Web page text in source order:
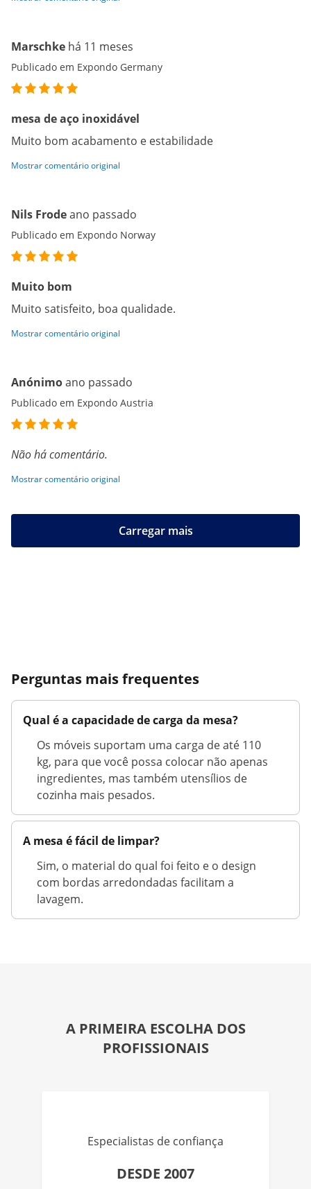
Marschke há 11 meses
Publicado em Expondo Germany
mesa de aço inoxidável
Muito bom acabamento e estabilidade
Mostrar comentário original
Nils Frodeano passado
Publicado em Expondo Norway
Muito bom
Muito satisfeito, boa qualidade.
Mostrar comentário original
Anónimoano passado
Publicado em Expondo Austria
Não há comentário.
Mostrar comentário original
Carregar mais
Perguntas mais frequentes
Qual é a capacidade de carga da mesa?
Os móveis suportam uma carga de até 110
kg, para que você possa colocar não apenas
ingredientes, mas também utensílios de
cozinha mais pesados.
A mesa é fácil de limpar?
Sim, o material do qual foi feito e o design
com bordas arredondadas facilitam a
lavagem.
A PRIMEIRA ESCOLHA DOS
PROFISSIONAIS
Especialistas de confiança
DESDE 2007